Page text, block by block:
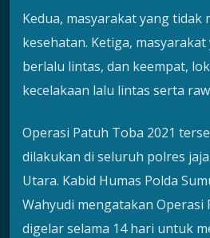
Kedua, masyarakat yang
kesehatan. Ketiga,
berlalu lintas, dan keempat,
kecelakaan lalu lintas serta
Operasi Patuh Toba 2021
dilakukan di seluruh polres
Utara. Kabid Humas Polda
Wahyudi mengatakan Operasi
digelar selama 14 hari untuk